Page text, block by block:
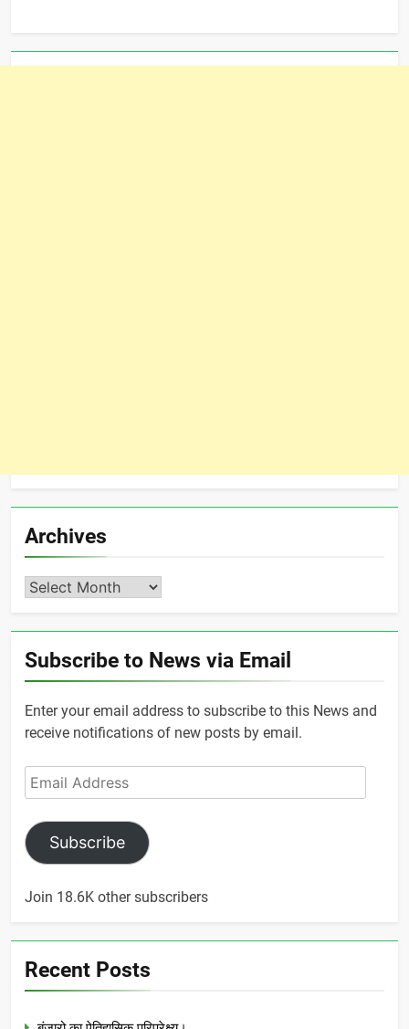
Archives
Archives
Subscribe to News via Email
Enter your email address to subscribe to this News and
receive notifications of new posts by email.
Email
Address
Subscribe
Join 18.6K other subscribers
Recent Posts